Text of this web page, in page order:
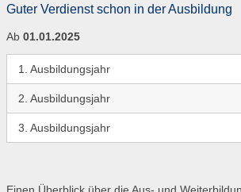
Guter Verdienst schon in der Ausbildung
Ab 01.01.2025
1. Ausbildungsjahr
2. Ausbildungsjahr
3. Ausbildungsjahr